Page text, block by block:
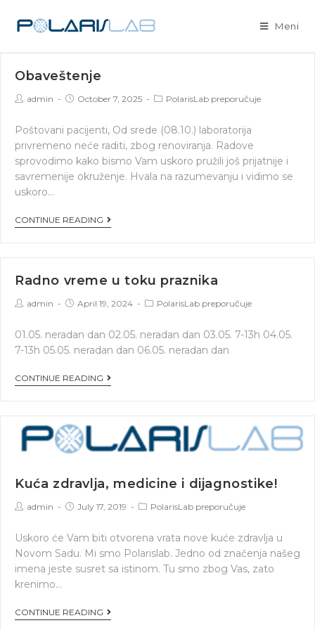
Meni
Obaveštenje
admin October 7, 2025 PolarisLab preporučuje
Poštovani pacijenti, Od srede (08.10.) laboratorija
privremeno neće raditi, zbog renoviranja. Radove
sprovodimo kako bismo Vam uskoro pružili još prijatnije i
savremenije okruženje. Hvala na razumevanju i vidimo se
uskoro…
CONTINUE READING
Radno vreme u toku praznika
admin April 19, 2024 PolarisLab preporučuje
01.05. neradan dan 02.05. neradan dan 03.05. 7-13h 04.05.
7-13h 05.05. neradan dan 06.05. neradan dan
CONTINUE READING
Kuća zdravlja, medicine i dijagnostike!
admin July 17, 2019 PolarisLab preporučuje
Uskoro će Vam biti otvorena vrata nove kuće zdravlja u
Novom Sadu. Mi smo Polarislab. Jedno od značenja našeg
imena jeste susret sa istinom. Tu smo zbog Vas, zato
krenimo…
CONTINUE READING